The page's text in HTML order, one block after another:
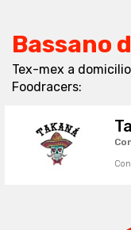
Bassano
Tex-mex a
Foodracers: